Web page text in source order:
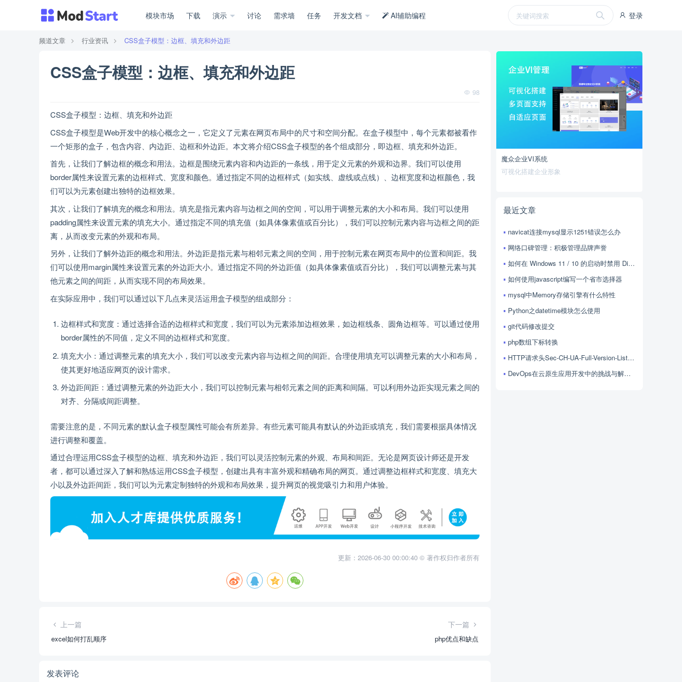
登录
模块市场 下载 演示 讨论 需求墙 任务 开发文档 AI辅助编程
频道文章 行业资讯 CSS盒子模型：边框、填充和外边距
CSS盒子模型：边框、填充和外边距
98
CSS盒子模型：边框、填充和外边距
CSS盒子模型是Web开发中的核心概念之一，它定义了元素在网页布局中的尺寸和空间分配。在盒子模型中，每个元素都被看作
一个矩形的盒子，包含内容、内边距、边框和外边距。本文将介绍CSS盒子模型的各个组成部分，即边框、填充和外边距。
首先，让我们了解边框的概念和用法。边框是围绕元素内容和内边距的一条线，用于定义元素的外观和边界。我们可以使用
border属性来设置元素的边框样式、宽度和颜色。通过指定不同的边框样式（如实线、虚线或点线）、边框宽度和边框颜色，我
们可以为元素创建出独特的边框效果。
其次，让我们了解填充的概念和用法。填充是指元素内容与边框之间的空间，可以用于调整元素的大小和布局。我们可以使用
padding属性来设置元素的填充大小。通过指定不同的填充值（如具体像素值或百分比），我们可以控制元素内容与边框之间的距
离，从而改变元素的外观和布局。
另外，让我们了解外边距的概念和用法。外边距是指元素与相邻元素之间的空间，用于控制元素在网页布局中的位置和间距。我
们可以使用margin属性来设置元素的外边距大小。通过指定不同的外边距值（如具体像素值或百分比），我们可以调整元素与其
他元素之间的间距，从而实现不同的布局效果。
在实际应用中，我们可以通过以下几点来灵活运用盒子模型的组成部分：
边框样式和宽度：通过选择合适的边框样式和宽度，我们可以为元素添加边框效果，如边框线条、圆角边框等。可以通过使用
border属性的不同值，定义不同的边框样式和宽度。
填充大小：通过调整元素的填充大小，我们可以改变元素内容与边框之间的间距。合理使用填充可以调整元素的大小和布局，
使其更好地适应网页的设计需求。
外边距间距：通过调整元素的外边距大小，我们可以控制元素与相邻元素之间的距离和间隔。可以利用外边距实现元素之间的
对齐、分隔或间距调整。
需要注意的是，不同元素的默认盒子模型属性可能会有所差异。有些元素可能具有默认的外边距或填充，我们需要根据具体情况
进行调整和覆盖。
通过合理运用CSS盒子模型的边框、填充和外边距，我们可以灵活控制元素的外观、布局和间距。无论是网页设计师还是开发
者，都可以通过深入了解和熟练运用CSS盒子模型，创建出具有丰富外观和精确布局的网页。通过调整边框样式和宽度、填充大
小以及外边距间距，我们可以为元素定制独特的外观和布局效果，提升网页的视觉吸引力和用户体验。
更新：2026-06-30 00:00:40 © 著作权归作者所有
上一篇
excel如何打乱顺序
下一篇
php优点和缺点
发表评论
魔众企业VI系统
可视化搭建企业形象
最近文章
navicat连接mysql显示1251错误怎么办
网络口碑管理：积极管理品牌声誉
如何在 Windows 11 / 10 的启动时禁用 Discord？
如何使用javascript编写一个省市选择器
mysql中Memory存储引擎有什么特性
Python之datetime模块怎么使用
git代码修改提交
php数组下标转换
HTTP请求头Sec-CH-UA-Full-Version-List的用法
DevOps在云原生应用开发中的挑战与解决方案探讨